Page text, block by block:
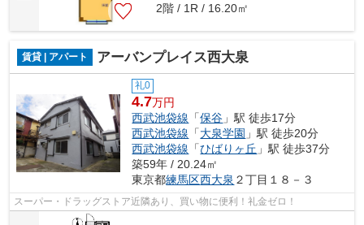
2階 / 1R / 16.20㎡
賃貸 | アパート アーバンプレイス西大泉
礼0
4.7万円
西武池袋線 「保谷 」駅 徒歩17分
西武池袋線 「大泉学園 」駅 徒歩20分
西武池袋線 「ひばりヶ丘 」駅 徒歩37分
築59年 / 20.24㎡
東京都練馬区西大泉 ２丁目１８－３
スーパー・ドラッグストア近隣あり、買い物に便利！礼金ゼロ！